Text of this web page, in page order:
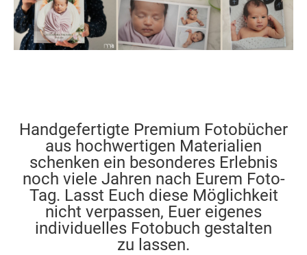
Handgefertigte Premium Fotobücher
aus hochwertigen Materialien
schenken ein besonderes Erlebnis
noch viele Jahren nach Eurem Foto-
Tag. Lasst Euch diese Möglichkeit
nicht verpassen, Euer eigenes
individuelles Fotobuch gestalten
zu lassen.